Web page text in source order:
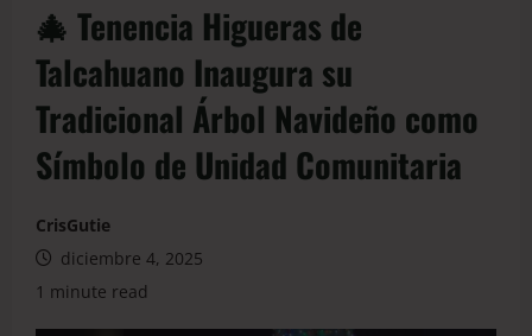
🎄 Tenencia Higueras de
Talcahuano Inaugura su
Tradicional Árbol Navideño como
Símbolo de Unidad Comunitaria
CrisGutie
diciembre 4, 2025
1 minute read